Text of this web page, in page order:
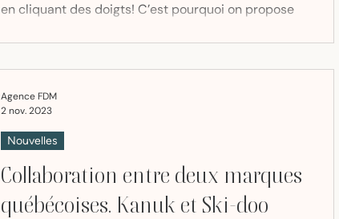
en cliquant des doigts! C’est pourquoi on propose
Collaboration entre deux marques
québécoises. Kanuk et Ski-doo
Nouvelles
Agence FDM
2 nov. 2023